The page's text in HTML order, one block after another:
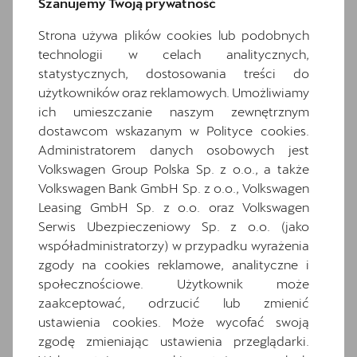
Disc brakes in front
Dwupoziomowa podłoga bagażnika
Extended pedestrian protection
Funkcja świateł autostradowych
Gniazdo 12V z przodu i 230V w bagażniku
Informacje o oponach
Inteligentny asystent parkowania z funkcją
zdalnego sterowania z telefonu
Komplet dywaników
Media System Plus: 12.9-calowy kolorowy
ekran dotykowy
Osłony przeciwsłoneczne kierowcy i
pasażera z zamykanymi i podświetlanymi
lusterkami
Oświetlenie powitalne w lusterkach boczn
ych
Strona używa plików cookies lub podobnych
technologii w celach analitycznych,
statystycznych, dostosowania treści do
użytkowników oraz reklamowych. Umożliwiamy
ich umieszczanie naszym zewnętrznym
dostawcom wskazanym w Polityce cookies.
Administratorem danych osobowych jest
Volkswagen Group Polska Sp. z o.o., a także
Volkswagen Bank GmbH Sp. z o.o., Volkswagen
Leasing GmbH Sp. z o.o. oraz Volkswagen
Serwis Ubezpieczeniowy Sp. z o.o. (jako
współadministratorzy) w przypadku wyrażenia
zgody na cookies reklamowe, analityczne i
społecznościowe. Użytkownik może
zaakceptować, odrzucić lub zmienić
ustawienia cookies. Może wycofać swoją
zgodę zmieniając ustawienia przeglądarki.